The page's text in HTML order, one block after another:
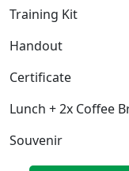
Training Kit
Handout
Certificate
Lunch + 2x Coffee
Souvenir